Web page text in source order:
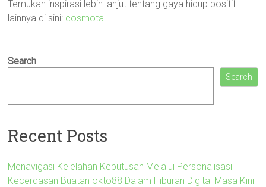
Temukan inspirasi lebih lanjut tentang gaya hidup positif
lainnya di sini: cosmota.
Search
Search
Recent Posts
Menavigasi Kelelahan Keputusan Melalui Personalisasi
Kecerdasan Buatan okto88 Dalam Hiburan Digital Masa Kini